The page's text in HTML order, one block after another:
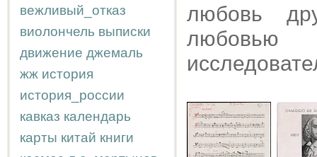
вежливый_отказ
виолончель выписки
движение джемаль
жж история
история_россии
кавказ календарь
карты китай книги
любовь
любовью